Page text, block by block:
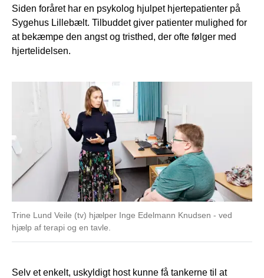
Siden foråret har en psykolog hjulpet hjertepatienter på
Sygehus Lillebælt. Tilbuddet giver patienter mulighed for
at bekæmpe den angst og tristhed, der ofte følger med
hjertelidelsen.
Trine Lund Veile (tv) hjælper Inge Edelmann Knudsen - ved
hjælp af terapi og en tavle.
Selv et enkelt, uskyldigt host kunne få tankerne til at